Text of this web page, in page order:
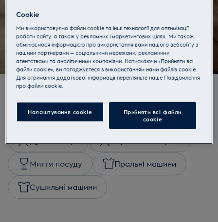
посудомийних машин
Дізнатися більше
Купувати за категоріями
Миття посуду Пральні машини
Сушильні машини
Cookie
Ми використовуємо файли cookie та інші технології для оптимізації
роботи сайту, а також у рекламних і маркетингових цілях. Ми також
обмінюємося інформацією про використання вами нашого вебсайту з
нашими партнерами — соціальними мережами, рекламними
агентствами та аналітичними компаніями. Натискаючи «Прийняти всі
файли cookie», ви погоджуєтеся з використанням нами файлів cookie.
Для отримання додаткової інформації перегляньте наше Пoвідомлення
прo файли cookie.
Налаштування cookie
Прийняти всі файли
сookie